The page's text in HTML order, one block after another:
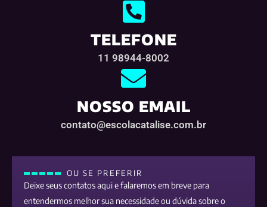
TELEFONE
11 98944-8002
NOSSO EMAIL
contato@escolacatalise.com.br
OU SE PREFERIR
Deixe seus contatos aqui e falaremos em breve para
entendermos melhor sua necessidade ou dúvida sobre o